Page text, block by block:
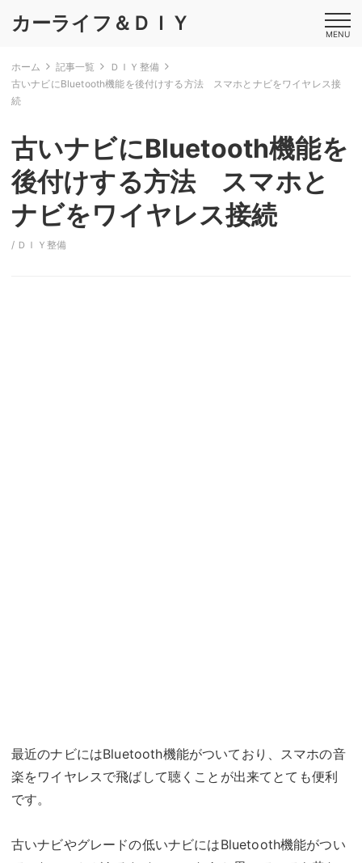
カーライフ＆ＤＩＹ MENU
ホーム 記事一覧
ＤＩＹ整備
古いナビにBluetooth機能を後付けする方法 スマホとナビをワイヤレス接
続
古いナビにBluetooth機能を
後付けする方法 スマホと
ナビをワイヤレス接続
/ ＤＩＹ整備
最近のナビにはBluetooth機能がついており、スマホの音
楽をワイヤレスで飛ばして聴くことが出来てとても便利
です。
古いナビやグレードの低いナビにはBluetooth機能がつい